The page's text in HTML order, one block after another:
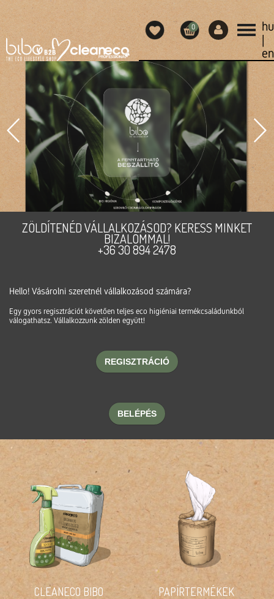
0
hu
en
ZÖLDÍTENÉD VÁLLALKOZÁSOD? KERESS MINKET
BIZALOMMAL!
+36 30 894 2478
Hello! Vásárolni szeretnél vállalkozásod számára?
Egy gyors regisztrációt követően teljes eco higiéniai termékcsaládunkból
válogathatsz. Vállalkozzunk zölden együtt!
REGISZTRÁCIÓ
BELÉPÉS
CLEANECO BIBO
PAPÍRTERMÉKEK